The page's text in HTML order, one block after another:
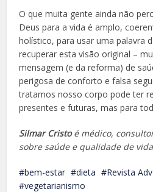
O que muita gente ainda não
Deus para a vida é amplo,
holístico, para usar uma palavra
recuperar esta visão original –
mensagem (e da reforma) de
perigosa de conforto e falsa
tratamos nosso corpo pode ter
presentes e futuras, mas para
Silmar Cristoé médico,
sobre saúde e qualidade de vida
bem-estar dieta Revista
vegetarianismo